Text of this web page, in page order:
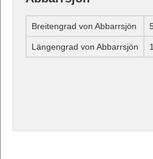
Breitengrad von Abbarrsjön
Längengrad von Abbarrsjön